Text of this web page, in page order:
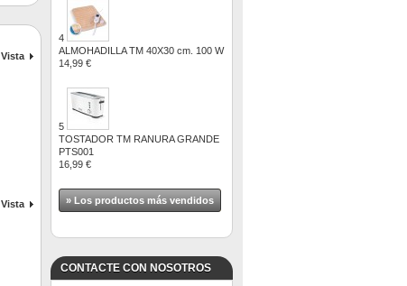
Vista
Vista
4
ALMOHADILLA TM 40X30 cm. 100 W
14,99 €
5
TOSTADOR TM RANURA GRANDE
PTS001
16,99 €
» Los productos más vendidos
CONTACTE CON NOSOTROS